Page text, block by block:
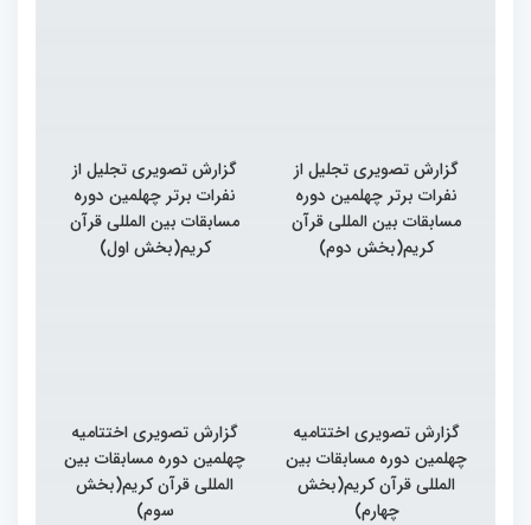
گزارش تصویری تجلیل از
نفرات برتر چهلمین دوره
مسابقات بین المللی قرآن
کریم(بخش دوم)
گزارش تصویری تجلیل از
نفرات برتر چهلمین دوره
مسابقات بین المللی قرآن
کریم(بخش اول)
گزارش تصویری اختتامیه
چهلمین دوره مسابقات بین
المللی قرآن کریم(بخش
چهارم)
گزارش تصویری اختتامیه
چهلمین دوره مسابقات بین
المللی قرآن کریم(بخش
سوم)